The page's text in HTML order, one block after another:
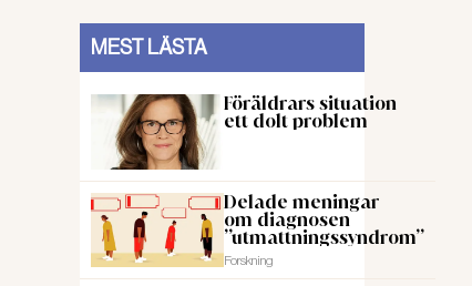
MEST LÄSTA
Föräldrars situation
ett dolt problem
Delade meningar
om diagnosen
”utmattningssyndrom”
Forskning